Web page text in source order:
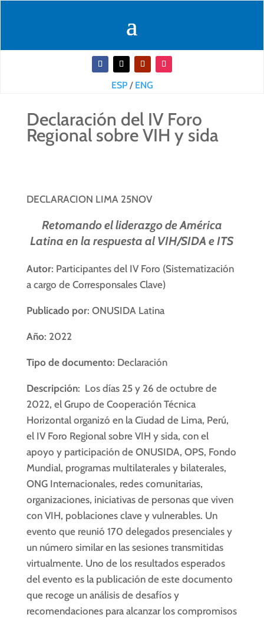
ESP/ ENG
Declaración del IV Foro
Regional sobre VIH y sida
DECLARACION LIMA 25NOV
Retomando el liderazgo de América
Latina en la respuesta al VIH/SIDA e ITS
Autor: Participantes del IV Foro (Sistematización
a cargo de Corresponsales Clave)
Publicado por: ONUSIDA Latina
Año: 2022
Tipo de documento: Declaración
Descripción: Los días 25 y 26 de octubre de
2022, el Grupo de Cooperación Técnica
Horizontal organizó en la Ciudad de Lima, Perú,
el IV Foro Regional sobre VIH y sida, con el
apoyo y participación de ONUSIDA, OPS, Fondo
Mundial, programas multilaterales y bilaterales,
ONG Internacionales, redes comunitarias,
organizaciones, iniciativas de personas que viven
con VIH, poblaciones clave y vulnerables. Un
evento que reunió 170 delegados presenciales y
un número similar en las sesiones transmitidas
virtualmente. Uno de los resultados esperados
del evento es la publicación de este documento
que recoge un análisis de desafíos y
recomendaciones para alcanzar los compromisos